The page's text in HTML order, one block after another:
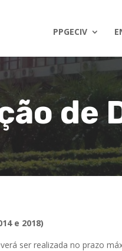
PPGECIV
de
e 2018)
ser realizada no prazo